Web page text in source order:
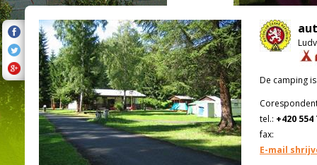
De camping
tel.: +420 554
fax:
E-mail